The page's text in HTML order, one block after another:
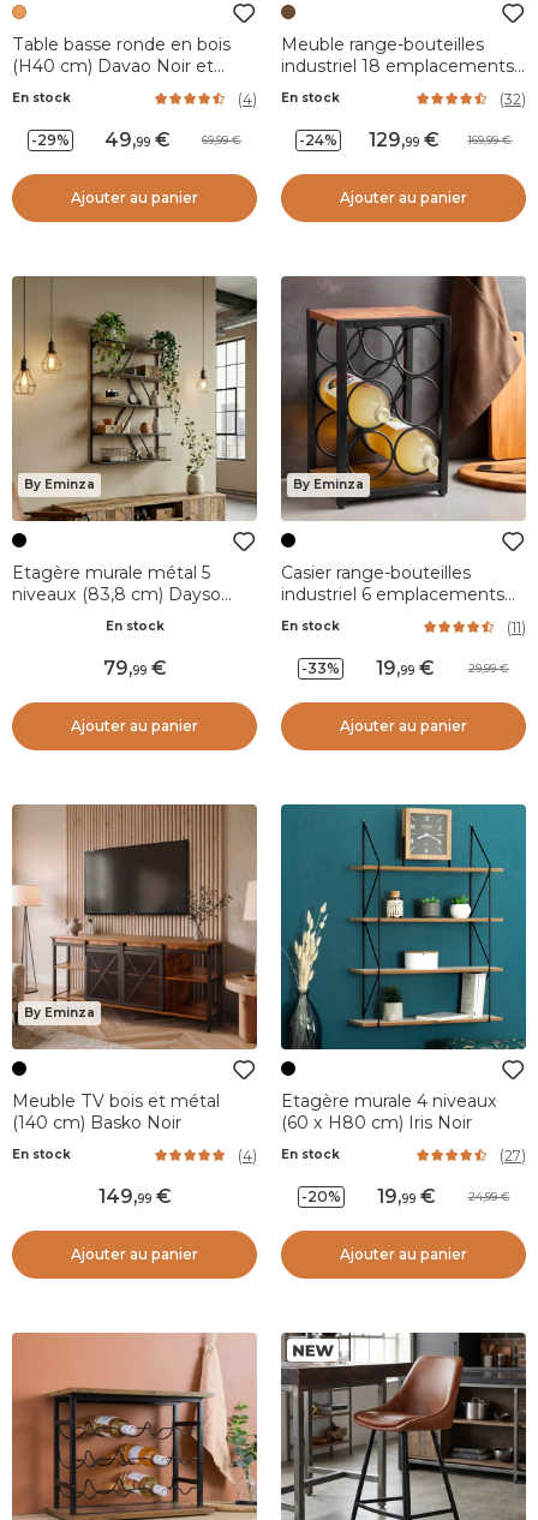
Table basse ronde en bois
(H40 cm) Davao Noir et
marron
En stock (4)
-29% 49,99 69,99
Ajouter au panier
Meuble range-bouteilles
industriel 18 emplacements
et porte-verres (H82 cm)
Paul Marron
En stock (32)
-24% 129,99 169,99
Ajouter au panier
By Eminza
Etagère murale métal 5
niveaux (83,8 cm) Dayso
En stock
79,99
Ajouter au panier
By Eminza
Casier range-bouteilles
industriel 6 emplacements
(H20 cm) Sacha Noir
En stock (11)
-33% 19,99 29,99
Ajouter au panier
By Eminza
Meuble TV bois et métal
(140 cm) Basko Noir
En stock (4)
149,99
Ajouter au panier
Etagère murale 4 niveaux
(60 x H80 cm) Iris Noir
En stock (27)
-20% 19,99 24,99
Ajouter au panier